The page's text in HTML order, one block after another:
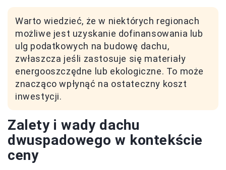
Warto wiedzieć, że w niektórych regionach
możliwe jest uzyskanie dofinansowania lub
ulg podatkowych na budowę dachu,
zwłaszcza jeśli zastosuje się materiały
energooszczędne lub ekologiczne. To może
znacząco wpłynąć na ostateczny koszt
inwestycji.
Zalety i wady dachu
dwuspadowego w kontekście
ceny